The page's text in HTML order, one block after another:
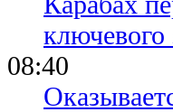
08:40